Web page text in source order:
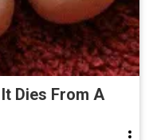
Dies From A